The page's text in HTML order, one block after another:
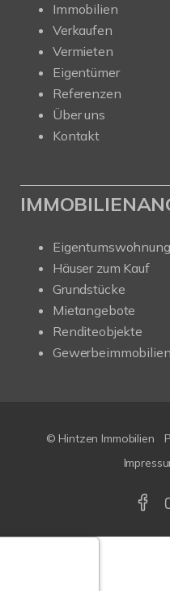
Immobilien
Verkaufen
Vermieten
Eigentümer
Referenzen
Über uns
Kontakt
Häuser zum Kauf
Grundstücke
Mietangebote
Renditeobjekte
Gewerbeimmobilien
© Hintzen Immobilien